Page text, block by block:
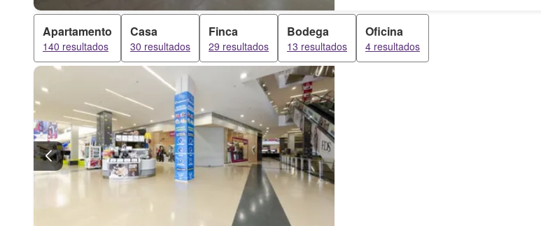
Apartamento
140 resultados
Casa
30 resultados
Finca
29 resultados
Bodega
13 resultados
Oficina
4 resultados